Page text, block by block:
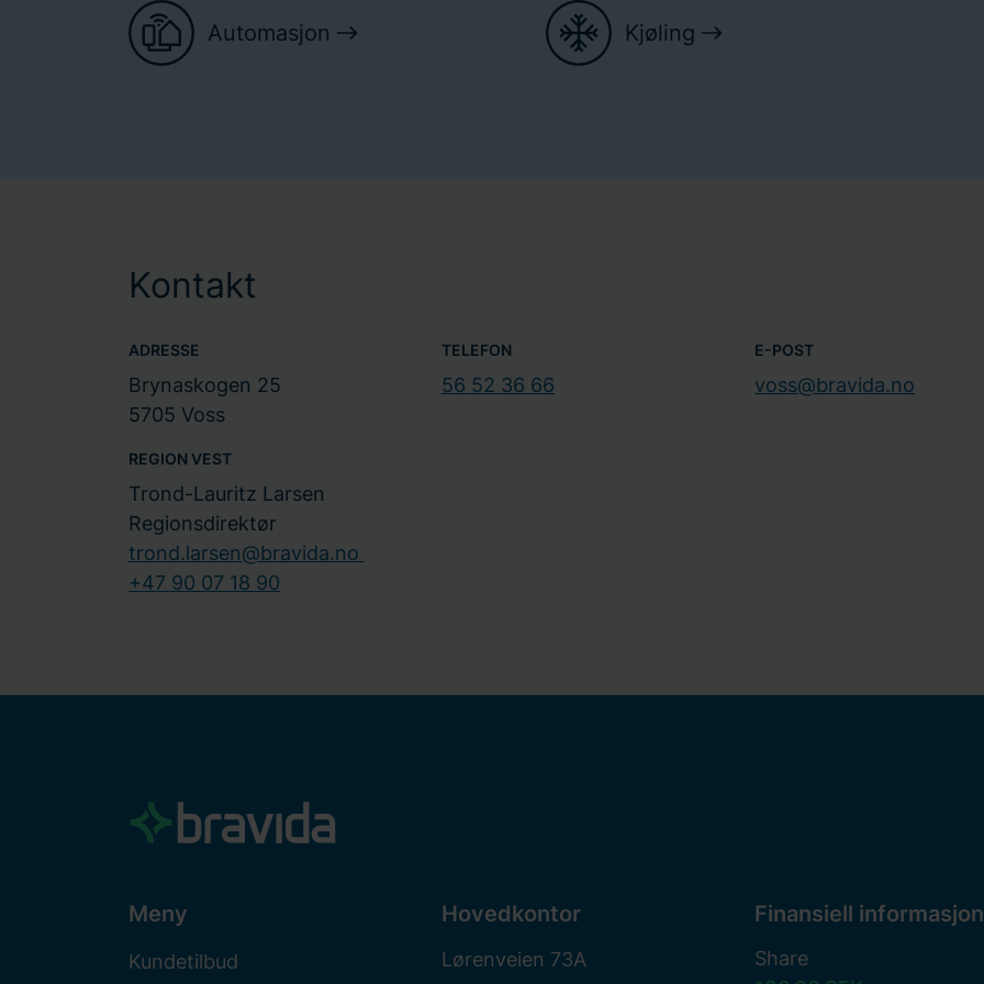
Automasjon Kjøling
Kontakt
ADRESSE
Brynaskogen 25
5705 Voss
TELEFON
56 52 36 66
E-POST
voss@bravida.no
REGION VEST
Trond-Lauritz Larsen
Regionsdirektør
trond.larsen@bravida.no
+47 90 07 18 90
Meny
Kundetilbud
Hovedkontor
Lørenveien 73A
Finansiell informasjon
Share